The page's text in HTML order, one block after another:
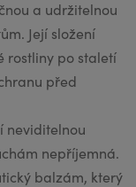
a udržitelnou
Její složení
rostliny po staletí
před
neviditelnou
nepříjemná.
balzám, který